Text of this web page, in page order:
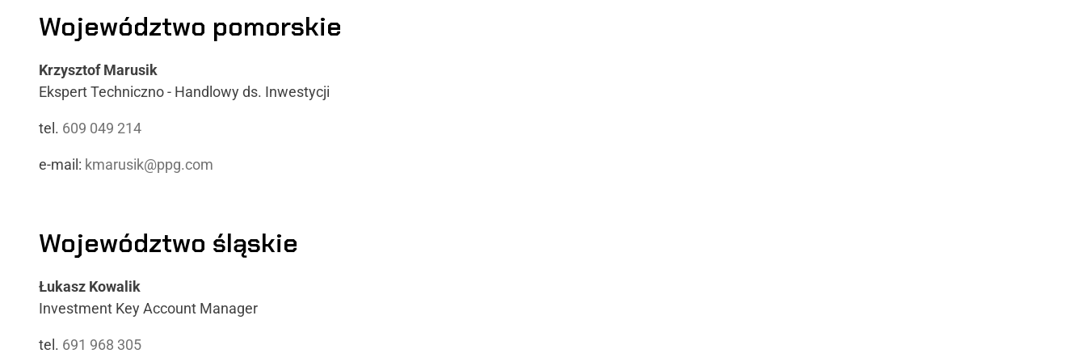
Województwo pomorskie
Krzysztof Marusik
Ekspert Techniczno - Handlowy ds. Inwestycji
tel. 609 049 214
e-mail: kmarusik@ppg.com
Województwo śląskie
Łukasz Kowalik
Investment Key Account Manager
tel. 691 968 305